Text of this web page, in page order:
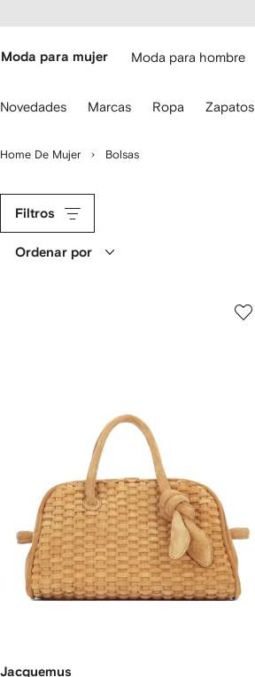
Moda para mujer Moda para hombre
Novedades Marcas Ropa Zapatos
Home De Mujer Bolsas
Filtros
Ordenar por
Jacquemus